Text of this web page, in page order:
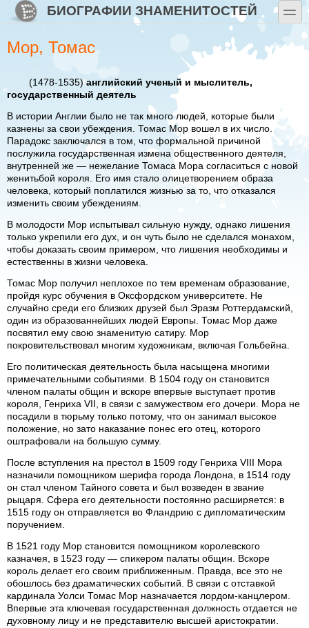
Перейти к основному содержанию
Skip to searchБИОГРАФИИ ЗНАМЕНИТОСТЕЙ toggle
Мор, Томас
(1478-1535)английский ученый и мыслитель,
государственный деятель
В истории Англии было не так много людей, которые были
казнены за свои убеждения. Томас Мор вошел в их число.
Парадокс заключался в том, что формальной причиной
послужила государственная измена общественного деятеля,
внутренней же — нежелание Томаса Мора согласиться с новой
женитьбой короля. Его имя стало олицетворением образа
человека, который поплатился жизнью за то, что отказался
изменить своим убеждениям.
В молодости Мор испытывал сильную нужду, однако лишения
только укрепили его дух, и он чуть было не сделался монахом,
чтобы доказать своим примером, что лишения необходимы и
естественны в жизни человека.
Томас Мор получил неплохое по тем временам образование,
пройдя курс обучения в Оксфордском университете. Не
случайно среди его близких друзей был Эразм Роттердамский,
один из образованнейших людей Европы. Томас Мор даже
посвятил ему свою знаменитую сатиру. Мор
покровительствовал многим художникам, включая Гольбейна.
Его политическая деятельность была насыщена многими
примечательными событиями. В 1504 году он становится
членом палаты общин и вскоре впервые выступает против
короля, Генриха VII, в связи с замужеством его дочери. Мора не
посадили в тюрьму только потому, что он занимал высокое
положение, но зато наказание понес его отец, которого
оштрафовали на большую сумму.
После вступления на престол в 1509 году Генриха VIII Мора
назначили помощником шерифа города Лондона, в 1514 году
он стал членом Тайного совета и был возведен в звание
рыцаря. Сфера его деятельности постоянно расширяется: в
1515 году он отправляется во Фландрию с дипломатическим
поручением.
В 1521 году Мор становится помощником королевского
казначея, в 1523 году — спикером палаты общин. Вскоре
король делает его своим приближенным. Правда, все это не
обошлось без драматических событий. В связи с отставкой
кардинала Уолси Томас Мор назначается лордом-канцлером.
Впервые эта ключевая государственная должность отдается не
духовному лицу и не представителю высшей аристократии.